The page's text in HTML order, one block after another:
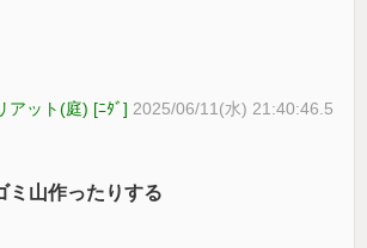
アット(庭) [ﾆﾀﾞ] 2025/06/11(水) 21:40:46.5
ミ山作ったりする